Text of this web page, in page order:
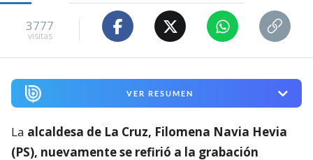
3777
visitas
VER RESUMEN
La alcaldesa de La Cruz, Filomena Navia Hevia
(PS), nuevamente se refirió a la grabación